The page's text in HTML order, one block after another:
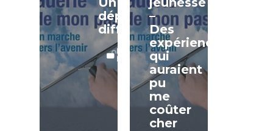
départ
difficile
LECTURE
LIBRE
–
Des
expériences
qui
auraient
pu
me
coûter
cher